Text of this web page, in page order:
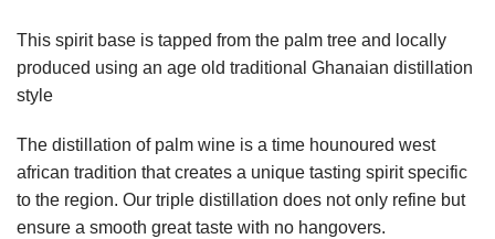
This spirit base is tapped from the palm tree and locally
produced using an age old traditional Ghanaian distillation
style
The distillation of palm wine is a time hounoured west
african tradition that creates a unique tasting spirit specific
to the region. Our triple distillation does not only refine but
ensure a smooth great taste with no hangovers.